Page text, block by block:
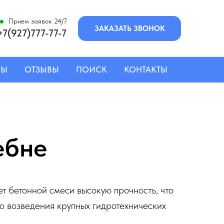
77-7 ЗАКАЗАТЬ ЗВОНОК
Прием заявок 24/7
ОТЗЫВЫ ПОИСК КОНТАКТЫ
бетонной смеси высокую прочность, что
крупных гидротехнических